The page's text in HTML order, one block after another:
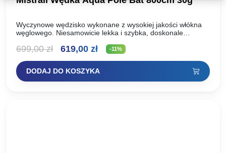
Wyczynowe wędzisko wykonane z wysokiej jakości włókna
węglowego. Niesamowicie lekka i szybka, doskonale
wygodnym podczas łowienia bez…
699,00zł
Pierwotna
cena
wynosiła:
619,00 złAktualna
cena
wynosi:
-11%
DODAJ DO KOSZYKA